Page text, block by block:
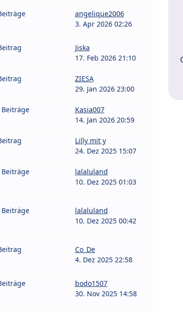
angelique2006
3. Apr 2026 02:26
Jiska
17. Feb 2026 21:10
ZIESA
29. Jan 2026 23:00
Beiträge
Kasia007
14. Jan 2026 20:59
Lilly mit y
24. Dez 2025 15:07
Beiträge
lalaluland
10. Dez 2025 01:03
Beiträge
lalaluland
10. Dez 2025 00:42
Co_De
4. Dez 2025 22:58
bodo1507
30. Nov 2025 14:58